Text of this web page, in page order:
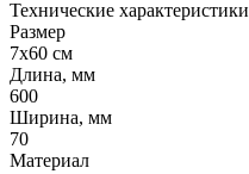
Технические характеристики
Размер
7x60 см
Длина, мм
600
Ширина, мм
70
Материал